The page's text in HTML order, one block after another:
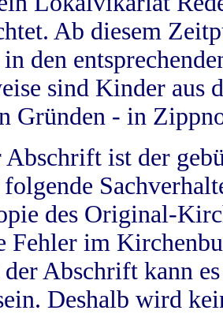
Ab diesem
den
sind Kinder aus
Gründen - in
Abschrift ist der
des Original-
Fehler im
Abschrift kann
Deshalb wird